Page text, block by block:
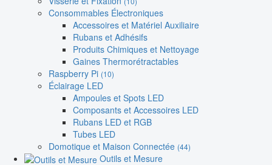
Consommables Électroniques
Accessoires et Matériel Auxiliaire
Rubans et Adhésifs
Produits Chimiques et Nettoyage
Gaines Thermorétractables
Raspberry Pi (10)
Éclairage LED
Ampoules et Spots LED
Composants et Accessoires LED
Rubans LED et RGB
Tubes LED
Domotique et Maison Connectée (44)
Outils et Mesure